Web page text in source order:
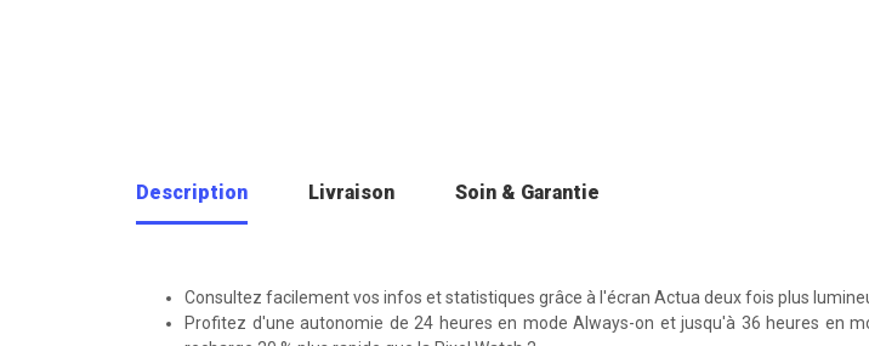
Description Livraison Soin & Garantie
Consultez facilement vos infos et statistiques grâce à l'écran Actua deux fois plus
Profitez d'une autonomie de 24 heures en mode Always-on et jusqu'à 36 heures en